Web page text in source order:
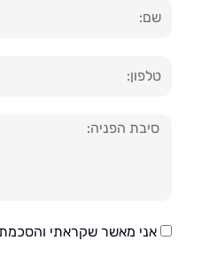
אני מאשר שקראתי והסכמתי